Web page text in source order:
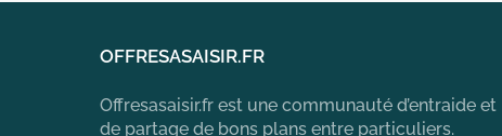
OFFRESASAISIR.FR
Offresasaisir.fr est une communauté d’entraide et
de partage de bons plans entre particuliers.